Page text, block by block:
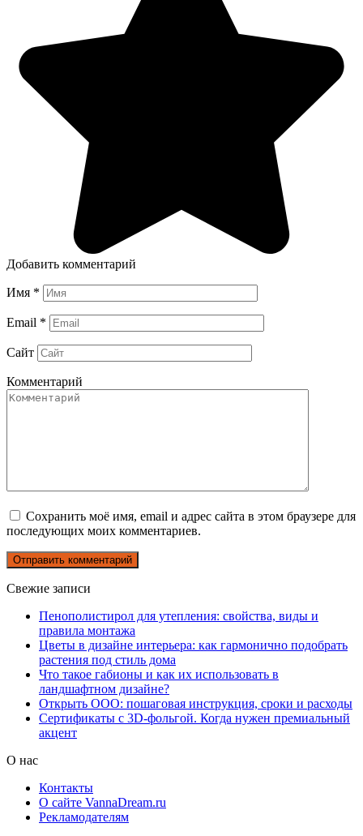
Добавить комментарий
Имя *
Email *
Сайт
Комментарий
Сохранить моё имя, email и адрес сайта в этом браузере для
последующих моих комментариев.
Свежие записи
Пенополистирол для утепления: свойства, виды и
правила монтажа
Цветы в дизайне интерьера: как гармонично подобрать
растения под стиль дома
Что такое габионы и как их использовать в
ландшафтном дизайне?
Открыть ООО: пошаговая инструкция, сроки и расходы
Сертификаты с 3D-фольгой. Когда нужен премиальный
акцент
О нас
Контакты
О сайте VannaDream.ru
Рекламодателям